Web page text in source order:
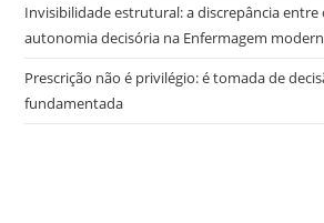
Invisibilidade estrutural: a discrepância entre
autonomia decisória na Enfermagem
Prescrição não é privilégio: é tomada de
fundamentada